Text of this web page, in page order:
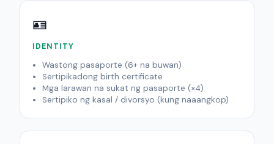
🪪
IDENTITY
Wastong pasaporte (6+ na buwan)
Sertipikadong birth certificate
Mga larawan na sukat ng pasaporte (×4)
Sertipiko ng kasal / divorsyo (kung naaangkop)